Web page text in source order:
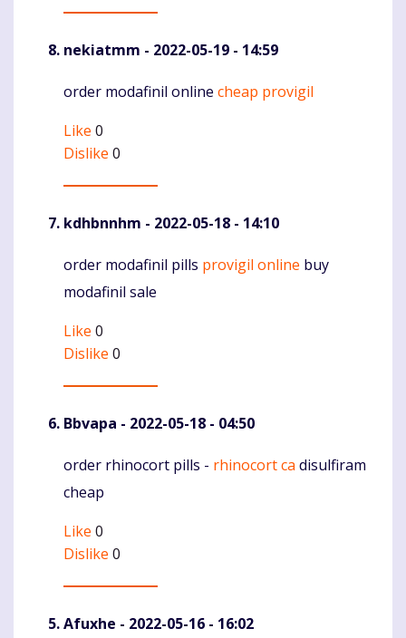
nekiatmm - 2022-05-19 - 14:59
Komentaras
order modafinil online cheap provigil
Like 0
Dislike 0
kdhbnnhm - 2022-05-18 - 14:10
Komentaras
order modafinil pills provigil online buy
modafinil sale
Like 0
Dislike 0
Bbvapa - 2022-05-18 - 04:50
Komentaras
order rhinocort pills - rhinocort ca disulfiram
cheap
Like 0
Dislike 0
Afuxhe - 2022-05-16 - 16:02